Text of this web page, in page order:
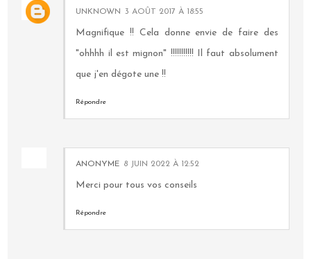
UNKNOWN 3 AOÛT 2017 À 18:55
Magnifique !! Cela donne envie de faire des
"ohhhh il est mignon" !!!!!!!!!!! Il faut absolument
que j'en dégote une !!
Répondre
ANONYME 8 JUIN 2022 À 12:52
Merci pour tous vos conseils
Répondre